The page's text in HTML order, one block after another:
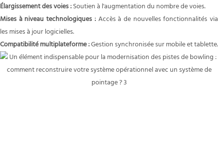
Élargissement des voies :Soutien à l'augmentation du nombre de voies.
Mises à niveau technologiques :Accès à de nouvelles fonctionnalités via
les mises à jour logicielles.
Compatibilité multiplateforme :Gestion synchronisée sur mobile et tablette.